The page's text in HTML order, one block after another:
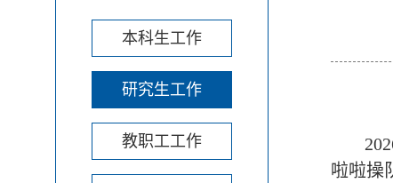
本科生工作
研究生工作
教职工工作
啦啦操